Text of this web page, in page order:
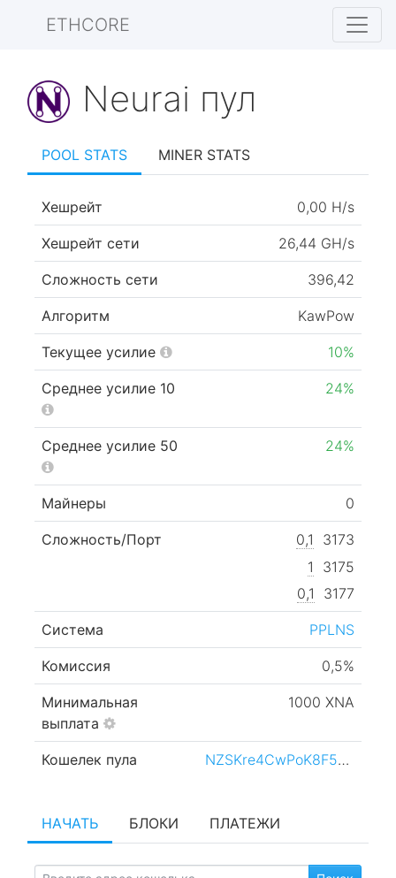
ETHCORE
Neurai пул
НАЧАТЬ БЛОКИ ПЛАТЕЖИ
POOL STATS MINER STATS
Хешрейт 0,00 H/s
Хешрейт сети 26,44 GH/s
Сложность сети 396,42
Алгоритм KawPow
Текущее усилие 10%
Среднее усилие 10 24%
Среднее усилие 50 24%
Майнеры 0
Сложность/Порт 0,1
3173
1
3175
0,1
3177
Система PPLNS
Комиссия 0,5%
Минимальная
выплата
1000 XNA
Кошелек пула NZSKre4CwPoK8F5SbzPB1HozXa6nSoLGYQ